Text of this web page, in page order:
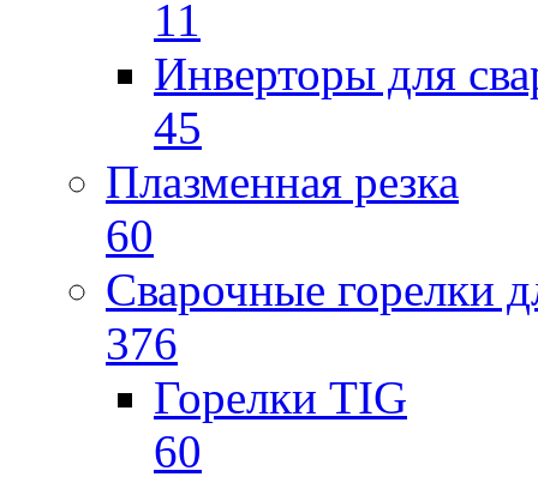
11
Инверторы для
45
Плазменная резка
60
Сварочные горелки
376
Горелки TIG
60